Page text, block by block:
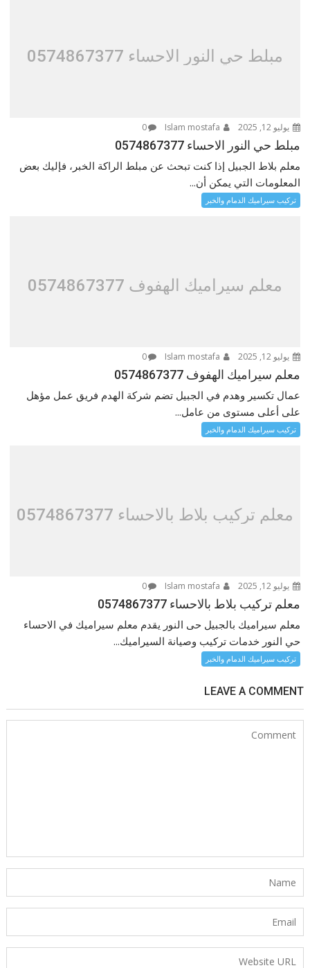
مبلط حي النور الاحساء 0574867377
يوليو 12, 2025 0
مبلط حي النور الاحساء 0574867377
معلم بلاط الجبيل إذا كنت تبحث عن مبلط الراكة الخبر، فإليك بعض
المعلومات التي يمكن أن...
تركيب سيراميك الدمام والخبر
معلم سيراميك الهفوف 0574867377
يوليو 12, 2025 0
معلم سيراميك الهفوف 0574867377
عمال تكسير وهدم في الجبيل تضم شركة الهدم فريق عمل مؤهل
على أعلى مستوى من عامل...
تركيب سيراميك الدمام والخبر
معلم تركيب بلاط بالاحساء 0574867377
يوليو 12, 2025 0
معلم تركيب بلاط بالاحساء 0574867377
معلم سيراميك بالجبيل حى النور يقدم معلم سيراميك في الاحساء
حي النور خدمات تركيب وصيانة السيراميك...
تركيب سيراميك الدمام والخبر
LEAVE A COMMENT